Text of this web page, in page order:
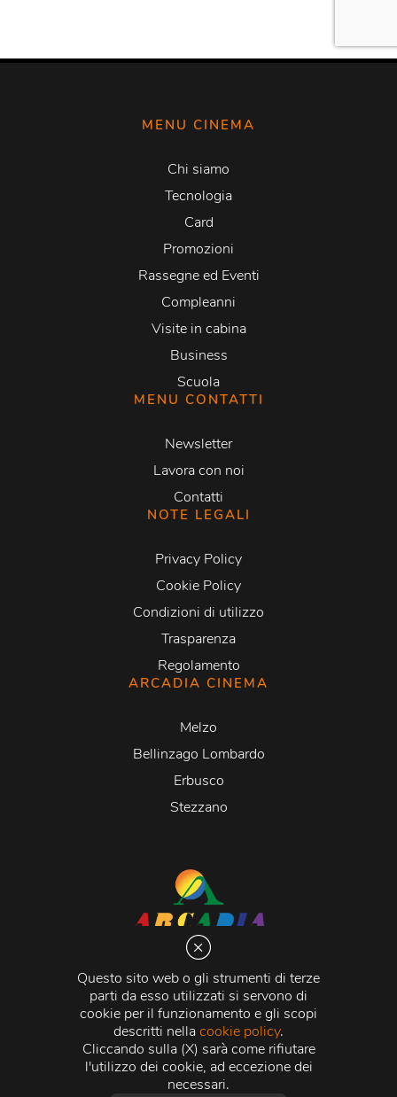
Questo sito web o gli strumenti di terze
parti da esso utilizzati si servono di
cookie per il funzionamento e gli scopi
descritti nellacookie policy.
Cliccando sulla (X) sarà come rifiutare
l'utilizzo dei cookie, ad eccezione dei
necessari.
MENU CINEMA
Chi siamo
Tecnologia
Card
Promozioni
Rassegne ed Eventi
Compleanni
Visite in cabina
Business
Scuola
MENU CONTATTI
Newsletter
Lavora con noi
Contatti
NOTE LEGALI
Privacy Policy
Cookie Policy
Condizioni di utilizzo
Trasparenza
Regolamento
ARCADIA CINEMA
Melzo
Bellinzago Lombardo
Erbusco
Stezzano
Via Martiri della Libertà 20066 Melzo (MI)
C.C.I.A.A. - R.E.A di Milano n. 1427910
Registro delle Imprese di Milano n. 338392 -
Fiscale e Partita Iva11015840157 | Capitale Sociale
500.000,00 i.v.
Credits:Crea Informatica S.r.l. 2026 © Tutti i diritti
riservati.